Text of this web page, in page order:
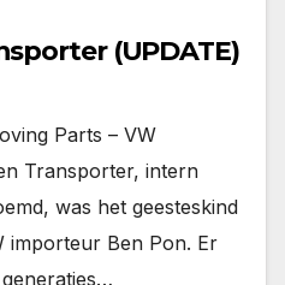
(UPDATE)
Parts – VW
Transporter, intern
was het geesteskind
importeur Ben Pon. Er